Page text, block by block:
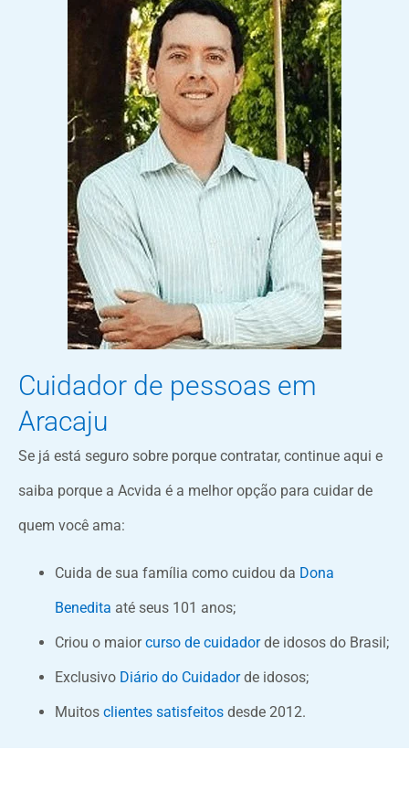
Cuidador de pessoas em
Aracaju
Se já está seguro sobre porque contratar, continue aqui e
saiba porque a Acvida é a melhor opção para cuidar de
quem você ama:
Cuida de sua família como cuidou da Dona
Benedita até seus 101 anos;
Criou o maiorcurso de cuidadorde idosos do Brasil;
Exclusivo Diário do Cuidadorde idosos;
Muitos clientes satisfeitos desde 2012.